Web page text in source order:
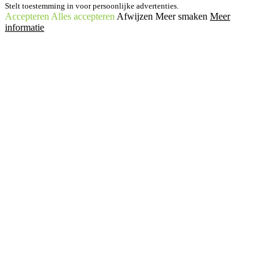
Stelt toestemming in voor persoonlijke advertenties.
Accepteren Alles accepteren Afwijzen Meer smaken Meer
informatie